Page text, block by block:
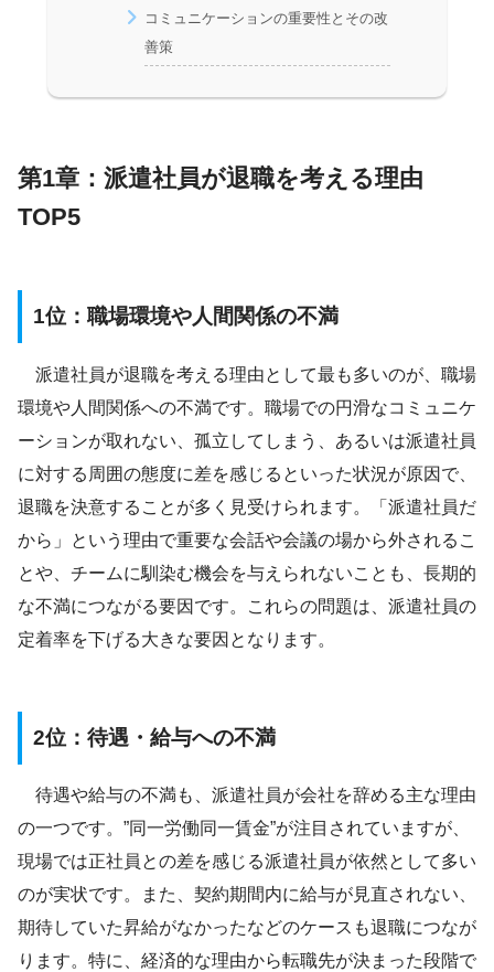
コミュニケーションの重要性とその改
善策
第1章：派遣社員が退職を考える理由
TOP5
1位：職場環境や人間関係の不満
派遣社員が退職を考える理由として最も多いのが、職場
環境や人間関係への不満です。職場での円滑なコミュニケ
ーションが取れない、孤立してしまう、あるいは派遣社員
に対する周囲の態度に差を感じるといった状況が原因で、
退職を決意することが多く見受けられます。「派遣社員だ
から」という理由で重要な会話や会議の場から外されるこ
とや、チームに馴染む機会を与えられないことも、長期的
な不満につながる要因です。これらの問題は、派遣社員の
定着率を下げる大きな要因となります。
2位：待遇・給与への不満
待遇や給与の不満も、派遣社員が会社を辞める主な理由
の一つです。”同一労働同一賃金”が注目されていますが、
現場では正社員との差を感じる派遣社員が依然として多い
のが実状です。また、契約期間内に給与が見直されない、
期待していた昇給がなかったなどのケースも退職につなが
ります。特に、経済的な理由から転職先が決まった段階で